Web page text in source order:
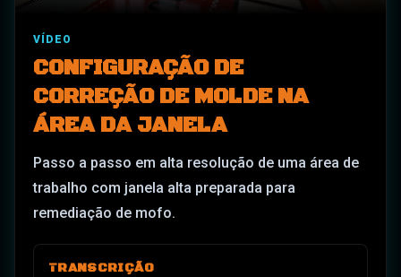
VÍDEO
CONFIGURAÇÃO DE
CORREÇÃO DE MOLDE NA
ÁREA DA JANELA
Passo a passo em alta resolução de uma área de
trabalho com janela alta preparada para
remediação de mofo.
TRANSCRIÇÃO